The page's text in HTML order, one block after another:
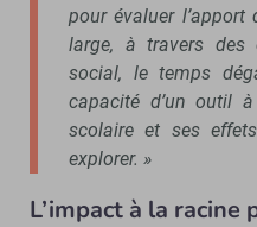
pour évaluer
large, à travers des
social, le temps
capacité d’un outil
scolaire et ses
explorer. »
L’impact à la racine